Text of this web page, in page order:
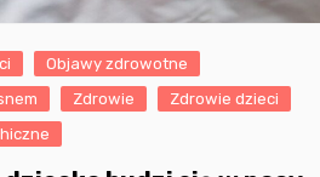
Objawy zdrowotne
Zdrowie
Zdrowie dzieci